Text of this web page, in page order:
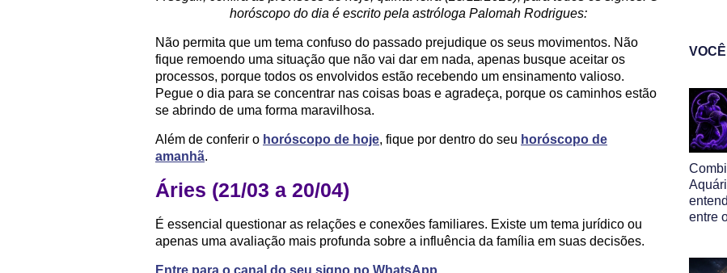
horóscopo do dia é escrito pela astróloga Palomah Rodrigues:
Não permita que um tema confuso do passado prejudique os seus movimentos. Não
fique remoendo uma situação que não vai dar em nada, apenas busque aceitar os
processos, porque todos os envolvidos estão recebendo um ensinamento valioso.
Pegue o dia para se concentrar nas coisas boas e agradeça, porque os caminhos estão
se abrindo de uma forma maravilhosa.
Além de conferir o horóscopo de hoje, fique por dentro do seu horóscopo de
amanhã.
Áries (21/03 a 20/04)
É essencial questionar as relações e conexões familiares. Existe um tema jurídico ou
apenas uma avaliação mais profunda sobre a influência da família em suas decisões.
Entre para o canal do seu signo no WhatsApp
entre